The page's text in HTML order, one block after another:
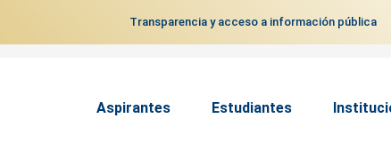
Transparencia y acceso a información pública
Aspirantes Estudiantes